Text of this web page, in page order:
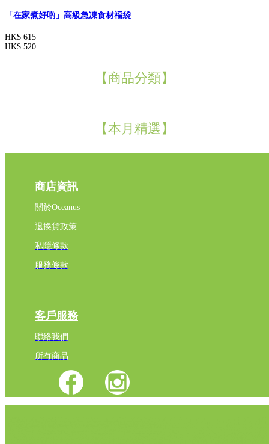
「在家煮好啲」高級急凍食材福袋
HK$ 615
HK$ 520
【商品分類】
【本月精選】
商店資訊
關於Oceanus
退換貨政策
私隱條款
服務條款
客戶服務
聯絡我們
所有商品